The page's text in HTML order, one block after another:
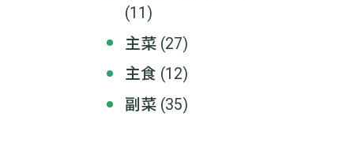
(11)
主菜 (27)
主食 (12)
副菜 (35)